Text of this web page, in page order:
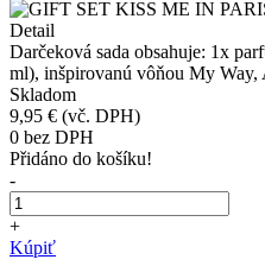
Detail
Darčeková sada obsahuje: 1x
ml), inšpirovanú vôňou My Way,
Skladom
9,95 € (vč. DPH)
0 bez DPH
Přidáno do košíku!
-
+
Kúpiť